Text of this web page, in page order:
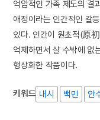
억압적인 가족 제도의 결
애정이라는 인간적인 갈
있다. 인간이 원초적(原
억제하면서 살 수밖에 없
형상화한 작품이다.
키워드 내시 백민 안